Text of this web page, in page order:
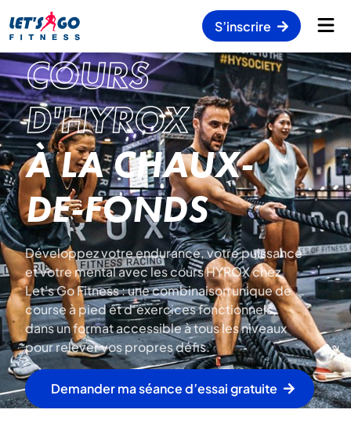
S’inscrire
COURS
D'HYROX
À LA CHAUX-
DE-FONDS
Développez votre endurance, votre puissance
et votre mental avec les cours HYROX chez
Let's Go Fitness : une combinaison unique de
course à pied et d’exercices fonctionnels,
dans un format accessible à tous les niveaux
pour relever vos propres défis.
Demander ma séance d’essai gratuite